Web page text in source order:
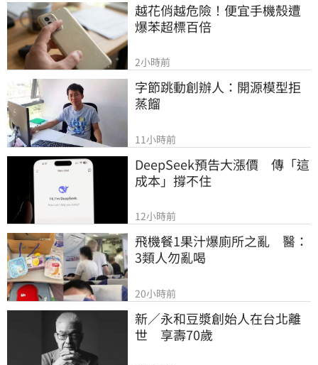
越花俏越危險！便宜手機殼遭
爆苯超標百倍
2小時前
字節跳動創辦人：開源模型拒
蒸餾
11小時前
DeepSeek預告大漲價　傳「這
成本」撐不住
12小時前
飛機餐1果汁爆廁所之亂　醫：
3類人勿亂喝
20小時前
新／永和豆漿創始人在台北離
世　享壽70歲